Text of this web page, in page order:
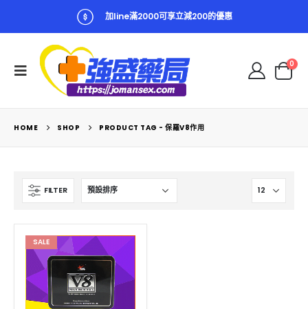
加line滿2000可享立減200的優惠
0
HOME SHOP PRODUCT TAG - 保羅V8作用
FILTER
SALE